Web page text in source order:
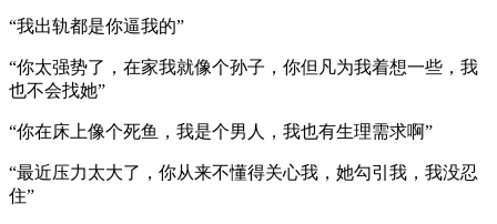
“我出轨都是你逼我的”
“你太强势了，在家我就像个孙子，你但凡为我着想一些，我
也不会找她”
“你在床上像个死鱼，我是个男人，我也有生理需求啊”
“最近压力太大了，你从来不懂得关心我，她勾引我，我没忍
住”